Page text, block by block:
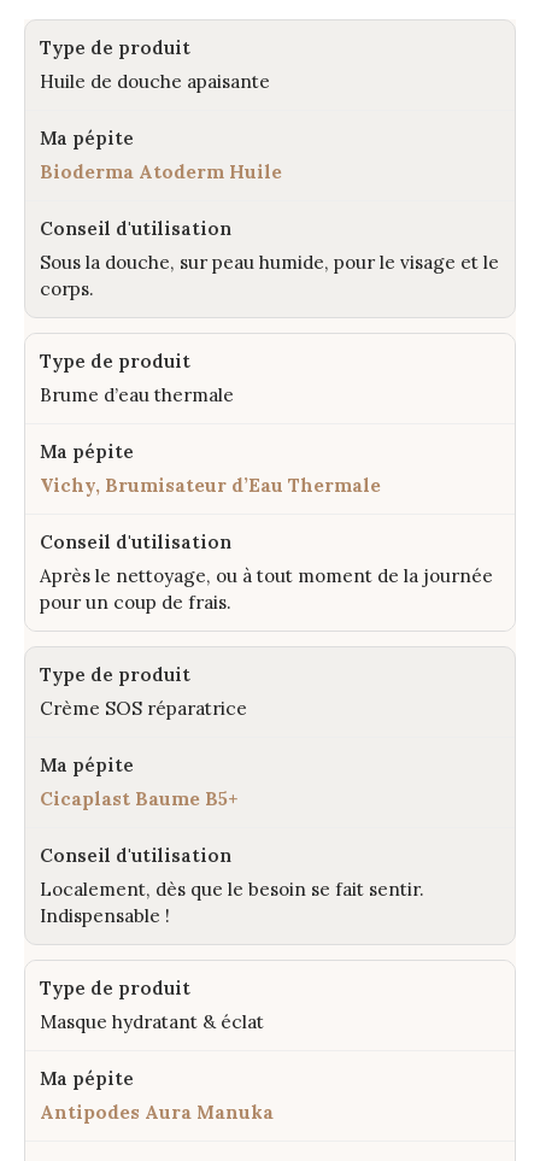
Huile de douche apaisante
Bioderma Atoderm Huile
Sous la douche, sur peau humide, pour le visage et le
corps.
Brume d’eau thermale
Vichy, Brumisateur d’Eau Thermale
Après le nettoyage, ou à tout moment de la journée
pour un coup de frais.
Crème SOS réparatrice
Cicaplast Baume B5+
Localement, dès que le besoin se fait sentir.
Indispensable !
Masque hydratant & éclat
Antipodes Aura Manuka